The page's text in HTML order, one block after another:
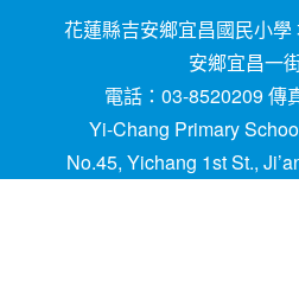
花蓮縣吉安鄉宜昌國民小
安鄉宜昌一
電話：03-8520209 傳
Yi-Chang Primary
No.45, Yichang 1st St.,